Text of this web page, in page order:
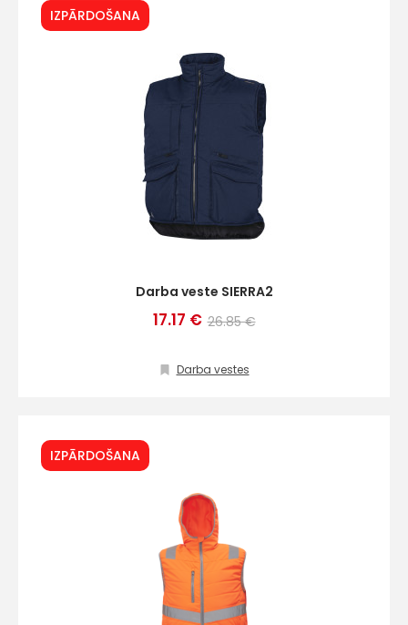
IZPĀRDOŠANA
Darba veste SIERRA2
17.17 € 26.85 €
Darba vestes
IZPĀRDOŠANA
Kontakttālrunis
Ziņojums
lietošanas noteikumiem
Klientu
atbalsts